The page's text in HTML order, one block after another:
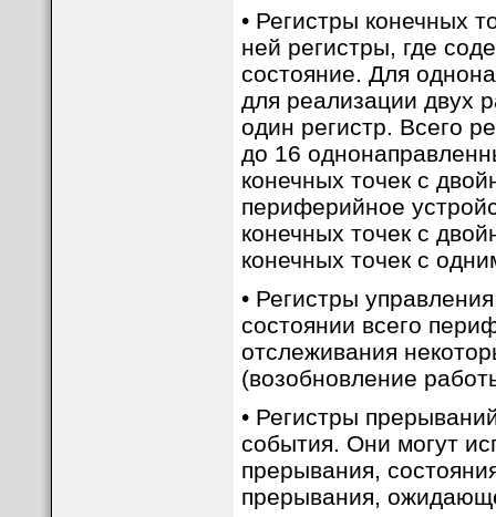
• Регистры конечных
ней регистры, где
состояние. Для
для реализации двух
один регистр. Всего
до 16
конечных точек с
периферийное
конечных точек с
конечных точек с
• Регистры
состоянии всего
отслеживания
(возобновление
• Регистры
события. Они могут
прерывания,
прерывания,